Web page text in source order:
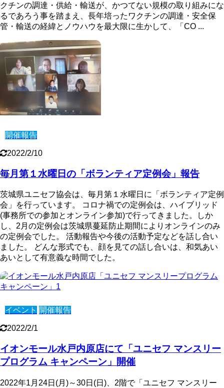
クチンの調達・供給・輸送が、かつてない規模の取り組みにな
るであろう事を踏まえ、長年培ったワクチンの調達・安全保
管・輸送の経緯とノウハウを最大限に生かして、「CO ...
開催報告
2022/2/10
毎月第１水曜日の「ボランティア定例会」報告
茨城県ユニセフ協会は、毎月第１水曜日に「ボランティア定例
会」を行っています。 コロナ禍での定例会は、ハイブリッド
(事務所での参加とオンライン参加)で行ってきました。しか
し、2月の定例会は茨城県蔓延防止期間によりオンラインのみ
の定例会でした。 活動報告や今後の活動予定などを話し合い
ました。 どんな形式でも、顔を見ての話し合いは、和気あい
あいとして有意義な時間でした。
イベント 開催報告
2022/2/1
イオンモール水戸内原店にて「ユニセフ マンスリー
プログラム キャンペーン」開催
2022年1月24日(月)～30日(日)、2階で「ユニセフ マンスリー